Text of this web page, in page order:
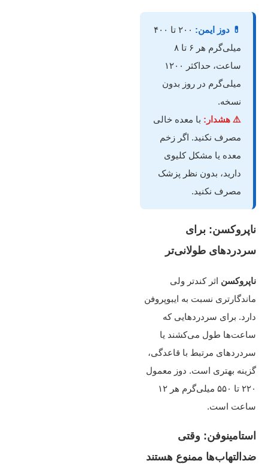
💊 دوز ایمن:
۲۰۰ تا ۴۰۰
میلی‌گرم هر ۶ تا ۸
ساعت، حداکثر ۱۲۰۰
میلی‌گرم در روز بدون
نسخه.
⚠️ هشدار: با معده خالی
مصرف نکنید. اگر زخم
معده یا مشکل کلیوی
دارید، بدون نظر پزشک
مصرف نکنید.
ناپروکسن: برای
سردردهای طولانی‌تر
ناپروکسن اثر کندتر ولی
ماندگارتری نسبت به ایبوپروفن
دارد. برای سردردهایی که
ساعت‌ها طول می‌کشند یا
سردردهای مرتبط با قاعدگی،
گزینه بهتری است. دوز معمول
۲۲۰ تا ۵۵۰ میلی‌گرم هر ۱۲
ساعت است.
استامینوفن: وقتی
ضدالتهاب‌ها ممنوع هستند